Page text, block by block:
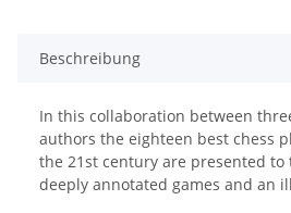
Beschreibung
In this collaboration between
authors the eighteen best chess
the 21st century are presented
deeply annotated games and an